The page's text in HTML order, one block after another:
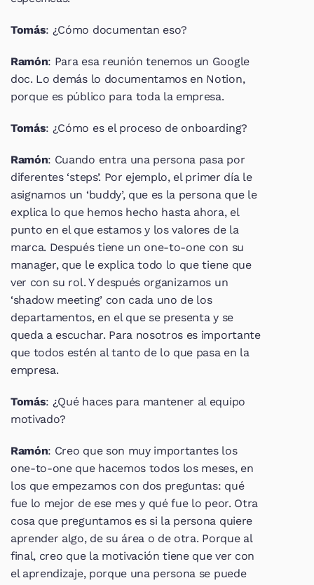
Tomás: ¿Cómo documentan eso?
Ramón: Para esa reunión tenemos un Google
doc. Lo demás lo documentamos en Notion,
porque es público para toda la empresa.
Tomás: ¿Cómo es el proceso de onboarding?
Ramón: Cuando entra una persona pasa por
diferentes ‘steps’. Por ejemplo, el primer día le
asignamos un ‘buddy’, que es la persona que le
explica lo que hemos hecho hasta ahora, el
punto en el que estamos y los valores de la
marca. Después tiene un one-to-one con su
manager, que le explica todo lo que tiene que
ver con su rol. Y después organizamos un
‘shadow meeting’ con cada uno de los
departamentos, en el que se presenta y se
queda a escuchar. Para nosotros es importante
que todos estén al tanto de lo que pasa en la
empresa.
Tomás: ¿Qué haces para mantener al equipo
motivado?
Ramón: Creo que son muy importantes los
one-to-one que hacemos todos los meses, en
los que empezamos con dos preguntas: qué
fue lo mejor de ese mes y qué fue lo peor. Otra
cosa que preguntamos es si la persona quiere
aprender algo, de su área o de otra. Porque al
final, creo que la motivación tiene que ver con
el aprendizaje, porque una persona se puede